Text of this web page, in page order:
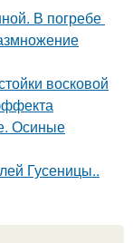
В погребе
восковой
Осиные
Гусеницы..